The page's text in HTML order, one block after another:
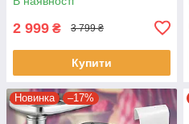
соковитискач
2 999 ₴ 3 799 ₴
Купити
Новинка –17%